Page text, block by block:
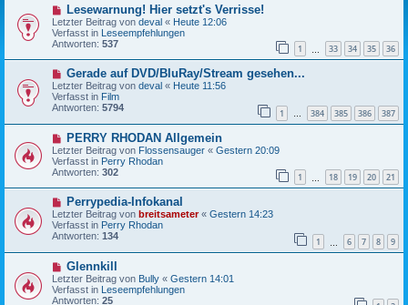
N
e
u
e
r
B
e
i
t
r
g
Lesewarnung! Hier setzt's Verrisse!
Letzter Beitrag von deval « Heute 12:06
Verfasst in Leseempfehlungen
Antworten: 537 1 33 34 35 36
N
e
u
e
r
B
e
i
t
r
g
Gerade auf DVD/BluRay/Stream gesehen...
Letzter Beitrag von deval « Heute 11:56
Verfasst in Film
Antworten: 5794 1 … 384 385 386 387
N
e
u
e
r
B
i
t
r
g
PERRY RHODAN Allgemein
Letzter Beitrag von Flossensauger « Gestern 20:09
Verfasst in Perry Rhodan
Antworten: 302 1 18 19 20 21
N
e
u
e
B
e
i
t
r
Perrypedia-Infokanal
Letzter Beitrag von breitsameter« Gestern 14:23
Verfasst in Perry Rhodan
Antworten: 134 1 6 7 8 9
N
e
u
e
Glennkill
Letzter Beitrag von Bully « Gestern 14:01
Verfasst in Leseempfehlungen
Antworten: 25